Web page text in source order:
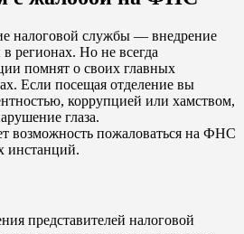
налоговой службы — внедрение
регионах. Но не всегда
помнят о своих главных
Если посещая отделение вы
коррупцией или хамством,
глаза.
возможность пожаловаться на ФНС
инстанций.
представителей налоговой